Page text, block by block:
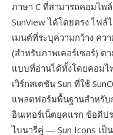
ภาษา C ที่สามารถคอมไพ
SunView ได้โดยตรง ไฟ
เมนต์ที่ระบุความกว้าง คว
(สำหรับภาพเคอร์เซอร์) ต
แบบที่อ่านได้ทั้งโดยคอมไ
เวิร์กสเตชัน Sun ที่ใช้
แพลตฟอร์มพื้นฐานสำหรับ
อินเทอร์เน็ตยุคแรก ข้อดี
ไบนารีคู่ — Sun Icons เป็